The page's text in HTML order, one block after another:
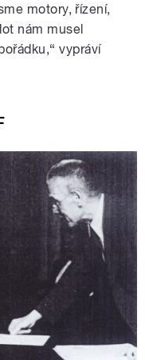
motory, řízení,
nám musel
vypráví